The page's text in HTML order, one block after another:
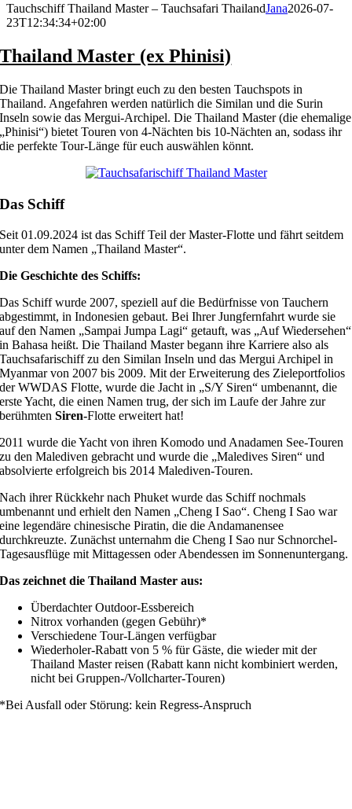
Tauchschiff Thailand Master – Tauchsafari ThailandJana2026-07-
23T12:34:34+02:00
Thailand Master (ex Phinisi)
Die Thailand Master bringt euch zu den besten Tauchspots in
Thailand. Angefahren werden natürlich die Similan und die Surin
Inseln sowie das Mergui-Archipel. Die Thailand Master (die ehemalige
„Phinisi“) bietet Touren von 4-Nächten bis 10-Nächten an, sodass ihr
die perfekte Tour-Länge für euch auswählen könnt.
Das Schiff
Seit 01.09.2024 ist das Schiff Teil der Master-Flotte und fährt seitdem
unter dem Namen „Thailand Master“.
Die Geschichte des Schiffs:
Das Schiff wurde 2007, speziell auf die Bedürfnisse von Tauchern
abgestimmt, in Indonesien gebaut. Bei Ihrer Jungfernfahrt wurde sie
auf den Namen „Sampai Jumpa Lagi“ getauft, was „Auf Wiedersehen“
in Bahasa heißt. Die Thailand Master begann ihre Karriere also als
Tauchsafarischiff zu den Similan Inseln und das Mergui Archipel in
Myanmar von 2007 bis 2009. Mit der Erweiterung des Zieleportfolios
der WWDAS Flotte, wurde die Jacht in „S/Y Siren“ umbenannt, die
erste Yacht, die einen Namen trug, der sich im Laufe der Jahre zur
berühmtenSiren-Flotte erweitert hat!
2011 wurde die Yacht von ihren Komodo und Anadamen See-Touren
zu den Malediven gebracht und wurde die „Maledives Siren“ und
absolvierte erfolgreich bis 2014 Malediven-Touren.
Nach ihrer Rückkehr nach Phuket wurde das Schiff nochmals
umbenannt und erhielt den Namen „Cheng I Sao“. Cheng I Sao war
eine legendäre chinesische Piratin, die die Andamanensee
durchkreuzte. Zunächst unternahm die Cheng I Sao nur Schnorchel-
Tagesausflüge mit Mittagessen oder Abendessen im Sonnenuntergang.
Das zeichnet die Thailand Master aus:
Überdachter Outdoor-Essbereich
Nitrox vorhanden (gegen Gebühr)*
Verschiedene Tour-Längen verfügbar
Wiederholer-Rabatt von 5 % für Gäste, die wieder mit der
Thailand Master reisen (Rabatt kann nicht kombiniert werden,
nicht bei Gruppen-/Vollcharter-Touren)
*Bei Ausfall oder Störung: kein Regress-Anspruch